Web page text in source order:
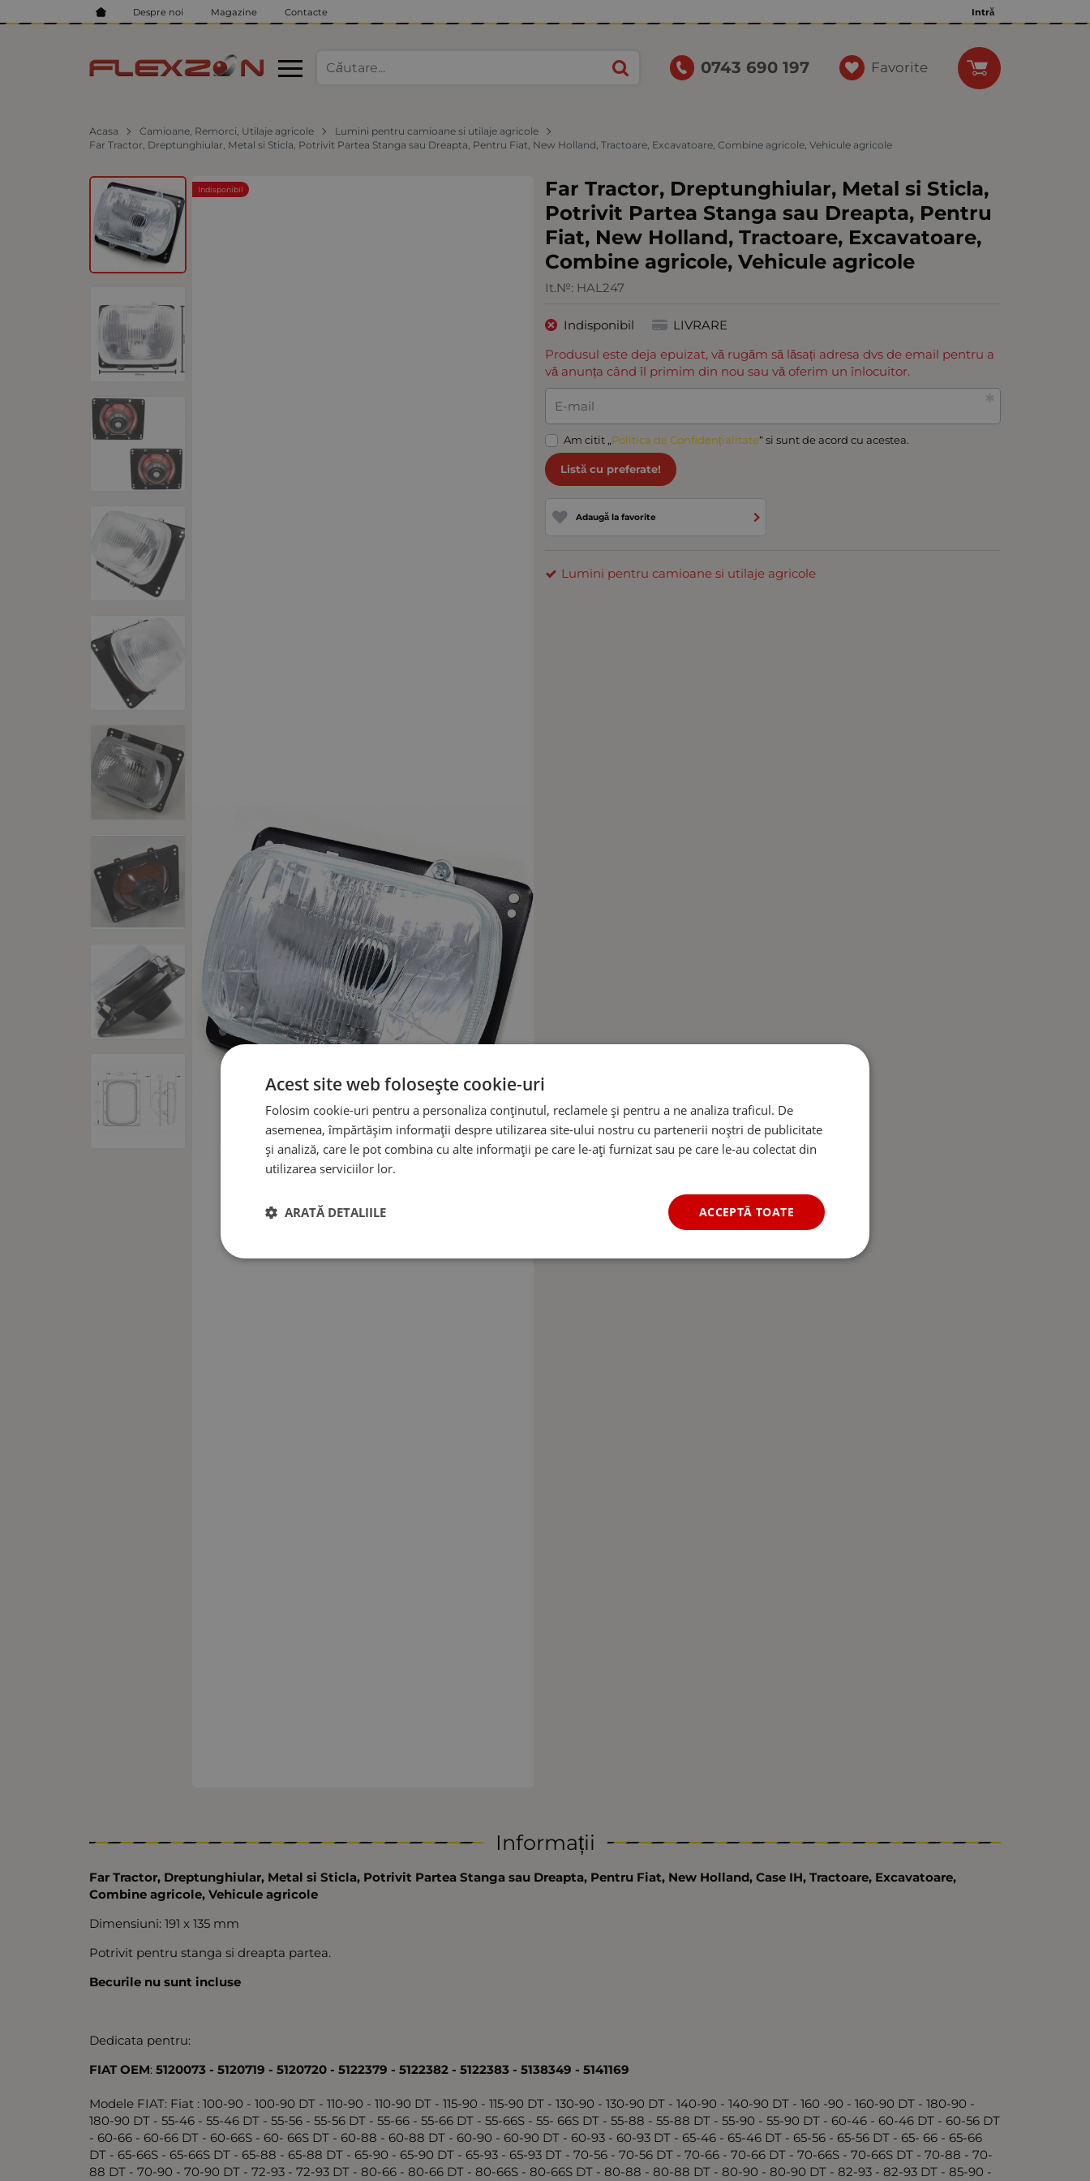
Despre noi Magazine Contacte Intră
0743 690 197 Favorite
Acasa Camioane, Remorci, Utilaje agricole
Lumini pentru camioane si utilaje agricole
Far Tractor, Dreptunghiular, Metal si Sticla, Potrivit Partea Stanga sau Dreapta, Pentru Fiat, New Holland, Tractoare, Excavatoare, Combine agricole, Vehicule agricole
Far Tractor, Dreptunghiular, Metal si Sticla,
Potrivit Partea Stanga sau Dreapta, Pentru
Fiat, New Holland, Tractoare, Excavatoare,
Combine agricole, Vehicule agricole
It.№: HAL247
Indisponibil
Indisponibil
LIVRARE
Produsul este deja epuizat, vă rugăm să lăsați adresa dvs de email pentru a
vă anunța când îl primim din nou sau vă oferim un înlocuitor.
E-mail
Am citit „Politica de Confidențialitate“ si sunt de acord cu acestea.
Listă cu preferate!
Adaugă la favorite
Lumini pentru camioane si utilaje agricole
Informații
Far Tractor, Dreptunghiular, Metal si Sticla, Potrivit Partea Stanga sau Dreapta, Pentru Fiat, New Holland, Case IH, Tractoare, Excavatoare,
Combine agricole, Vehicule agricole
Dimensiuni: 191 x 135 mm
Potrivit pentru stanga si dreapta partea.
Becurile nu sunt incluse
Dedicata pentru:
FIAT OEM:5120073 - 5120719 - 5120720 - 5122379 - 5122382 - 5122383 - 5138349 - 5141169
Modele FIAT: Fiat : 100-90 - 100-90 DT - 110-90 - 110-90 DT - 115-90 - 115-90 DT - 130-90 - 130-90 DT - 140-90 - 140-90 DT - 160 -90 - 160-90 DT - 180-90 -
180-90 DT - 55-46 - 55-46 DT - 55-56 - 55-56 DT - 55-66 - 55-66 DT - 55-66S - 55- 66S DT - 55-88 - 55-88 DT - 55-90 - 55-90 DT - 60-46 - 60-46 DT - 60-56 DT
- 60-66 - 60-66 DT - 60-66S - 60- 66S DT - 60-88 - 60-88 DT - 60-90 - 60-90 DT - 60-93 - 60-93 DT - 65-46 - 65-46 DT - 65-56 - 65-56 DT - 65- 66 - 65-66
DT - 65-66S - 65-66S DT - 65-88 - 65-88 DT - 65-90 - 65-90 DT - 65-93 - 65-93 DT - 70-56 - 70-56 DT - 70-66 - 70-66 DT - 70-66S - 70-66S DT - 70-88 - 70-
88 DT - 70-90 - 70-90 DT - 72-93 - 72-93 DT - 80-66 - 80-66 DT - 80-66S - 80-66S DT - 80-88 - 80-88 DT - 80-90 - 80-90 DT - 82-93 - 82-93 DT - 85-90 -
Acest site web folosește cookie-uri
Folosim cookie-uri pentru a personaliza conținutul, reclamele și pentru a ne analiza traficul. De
asemenea, împărtășim informații despre utilizarea site-ului nostru cu partenerii noștri de publicitate
și analiză, care le pot combina cu alte informații pe care le-ați furnizat sau pe care le-au colectat din
utilizarea serviciilor lor.
ACCEPTĂ TOATE
ARATĂ DETALIILE